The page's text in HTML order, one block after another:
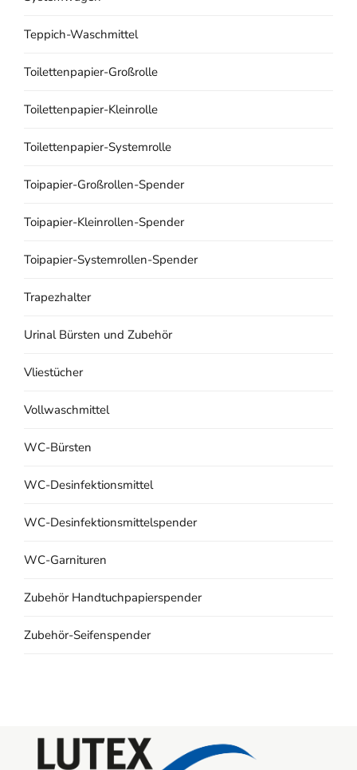
Teppich-Waschmittel
Toilettenpapier-Großrolle
Toilettenpapier-Kleinrolle
Toilettenpapier-Systemrolle
Toipapier-Großrollen-Spender
Toipapier-Kleinrollen-Spender
Toipapier-Systemrollen-Spender
Trapezhalter
Urinal Bürsten und Zubehör
Vliestücher
Vollwaschmittel
WC-Bürsten
WC-Desinfektionsmittel
WC-Desinfektionsmittelspender
WC-Garnituren
Zubehör Handtuchpapierspender
Zubehör-Seifenspender